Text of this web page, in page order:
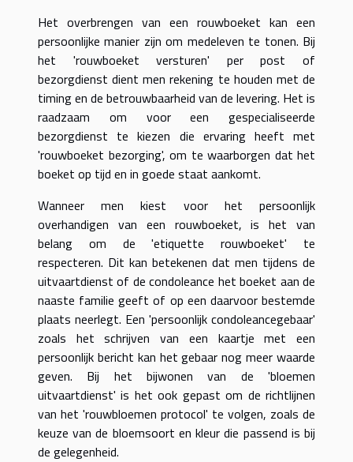
Het overbrengen van een rouwboeket kan een
persoonlijke manier zijn om medeleven te tonen. Bij
het 'rouwboeket versturen' per post of
bezorgdienst dient men rekening te houden met de
timing en de betrouwbaarheid van de levering. Het is
raadzaam om voor een gespecialiseerde
bezorgdienst te kiezen die ervaring heeft met
'rouwboeket bezorging', om te waarborgen dat het
boeket op tijd en in goede staat aankomt.
Wanneer men kiest voor het persoonlijk
overhandigen van een rouwboeket, is het van
belang om de 'etiquette rouwboeket' te
respecteren. Dit kan betekenen dat men tijdens de
uitvaartdienst of de condoleance het boeket aan de
naaste familie geeft of op een daarvoor bestemde
plaats neerlegt. Een 'persoonlijk condoleancegebaar'
zoals het schrijven van een kaartje met een
persoonlijk bericht kan het gebaar nog meer waarde
geven. Bij het bijwonen van de 'bloemen
uitvaartdienst' is het ook gepast om de richtlijnen
van het 'rouwbloemen protocol' te volgen, zoals de
keuze van de bloemsoort en kleur die passend is bij
de gelegenheid.